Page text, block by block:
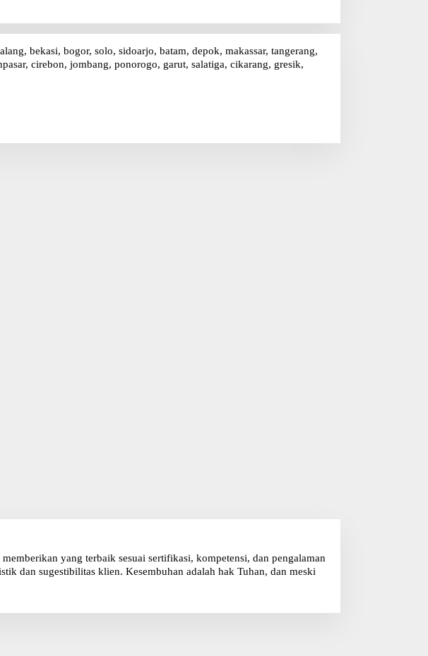
bekasi, bogor, solo, sidoarjo, batam, depok, makassar, tangerang,
cirebon, jombang, ponorogo, garut, salatiga, cikarang, gresik,
yang terbaik sesuai sertifikasi, kompetensi, dan pengalaman
dan sugestibilitas klien. Kesembuhan adalah hak Tuhan, dan meski